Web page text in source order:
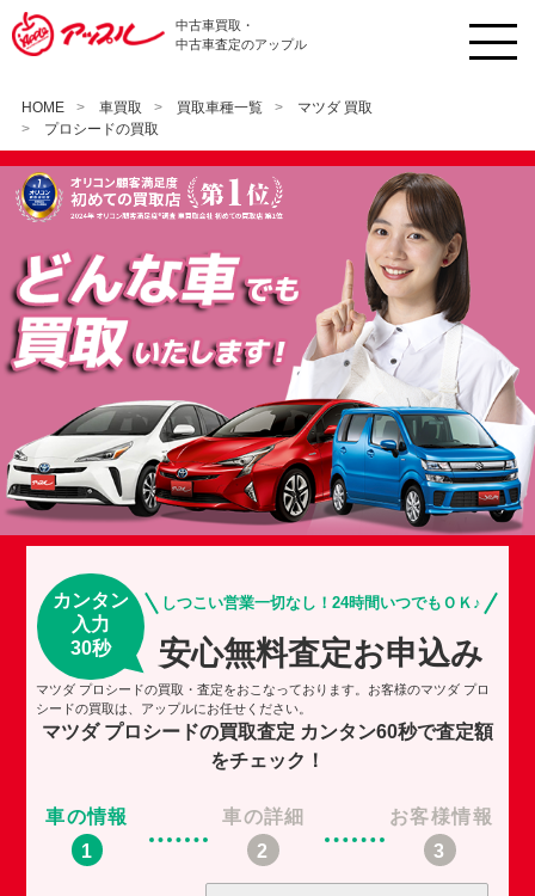
中古車買取・
中古車査定のアップル
HOME 車買取 買取車種一覧
マツダ 買取
プロシードの買取
カンタン
入力
30秒
しつこい営業一切なし！24時間いつでもＯＫ♪
安心無料査定お申込み
マツダ プロシードの買取・査定をおこなっております。お客様のマツダ プロ
シードの買取は、アップルにお任せください。
マツダ プロシードの買取査定 カンタン60秒で査定額
をチェック！
車の情報 車の詳細 お客様情報